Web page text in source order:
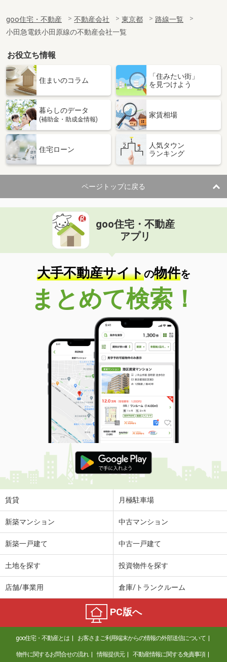
goo住宅・不動産 不動産会社 東京都
路線一覧
小田急電鉄小田原線の不動産会社一覧
お役立ち情報
住まいのコラム
「住みたい街」
を見つけよう
暮らしのデータ
(補助金・助成金情報)
家賃相場
住宅ローン
人気タウン
ランキング
ページトップに戻る
goo住宅・不動産
アプリ
大手不動産サイトの物件を
まとめて検索！
賃貸 月極駐車場
新築マンション 中古マンション
新築一戸建て 中古一戸建て
土地を探す 投資物件を探す
店舗/事業用 倉庫/トランクルーム
PC版へ
goo住宅・不動産とは お客さまご利用端末からの情報の外部送信について
物件に関するお問合せの流れ 情報提供元 不動産情報に関する免責事項